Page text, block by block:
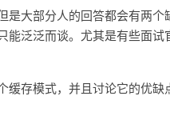
是大部分人的回答都会有两
能泛泛而谈。尤其是有些面
存模式，并且讨论它的优缺